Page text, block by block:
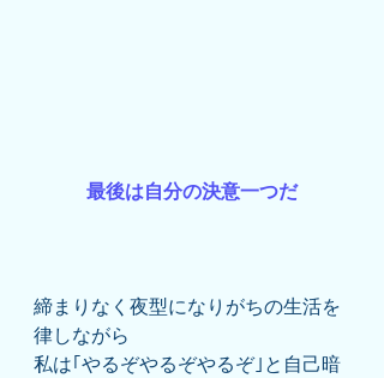
最後は自分の決意一つだ
締まりなく夜型になりがちの生活を
律しながら
私は｢やるぞやるぞやるぞ｣と自己暗